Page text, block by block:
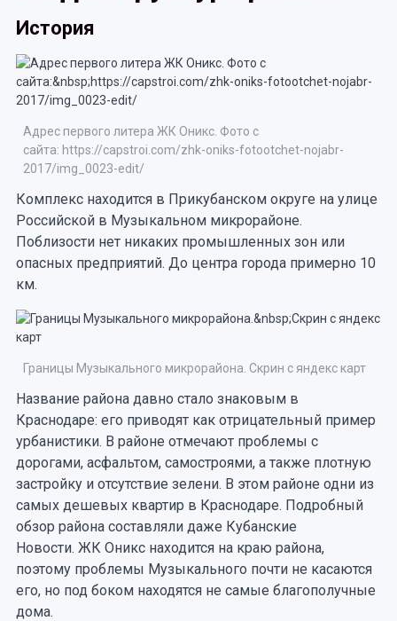
История
Адрес первого литера ЖК Оникс. Фото с
сайта: https://capstroi.com/zhk-oniks-fotootchet-nojabr-
2017/img_0023-edit/
Комплекс находится в Прикубанском округе на улице
Российской в Музыкальном микрорайоне.
Поблизости нет никаких промышленных зон или
опасных предприятий. До центра города примерно 10
км.
Границы Музыкального микрорайона. Скрин с яндекс карт
Название района давно стало знаковым в
Краснодаре: его приводят как отрицательный пример
урбанистики. В районе отмечают проблемы с
дорогами, асфальтом, самостроями, а также плотную
застройку и отсутствие зелени. В этом районе одни из
самых дешевых квартир в Краснодаре. Подробный
обзор района составляли даже Кубанские
Новости. ЖК Оникс находится на краю района,
поэтому проблемы Музыкального почти не касаются
его, но под боком находятся не самые благополучные
дома.